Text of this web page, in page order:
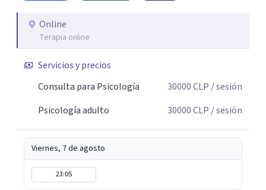
Psicoterapia Sistémica, una metodología que considera
las dinámicas y relaciones dentro de cada sistema
técnicas como la Terapia Breve Sistémica y la Terapia
Enfocada en Soluciones, busco comprender cómo los
persona, promoviendo un cambio duradero, significativo
y orientado a los recursos.
Online
Terapia online
Servicios y precios
Consulta para Psicología
30000CLP / sesión
Psicología adulto
30000CLP / sesión
Viernes, 7 de agosto
23:05